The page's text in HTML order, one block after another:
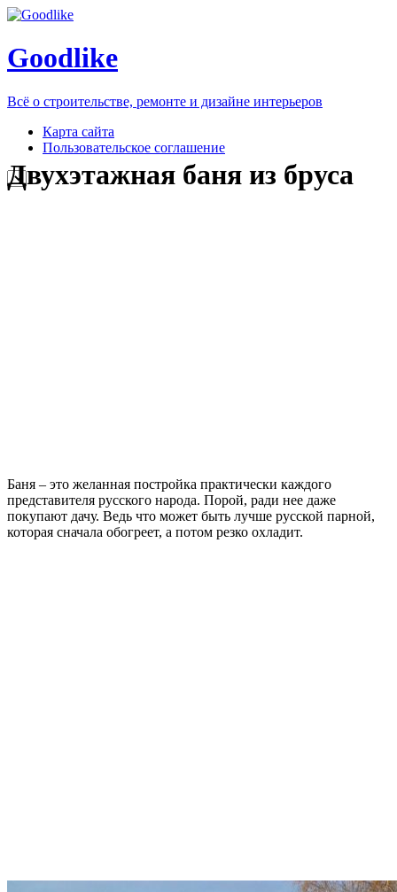
Goodlike
Всё о строительстве, ремонте и дизайне интерьеров
Карта сайта
Пользовательское соглашение
Двухэтажная баня из бруса
Баня – это желанная постройка практически каждого
представителя русского народа. Порой, ради нее даже
покупают дачу. Ведь что может быть лучше русской парной,
которая сначала обогреет, а потом резко охладит.